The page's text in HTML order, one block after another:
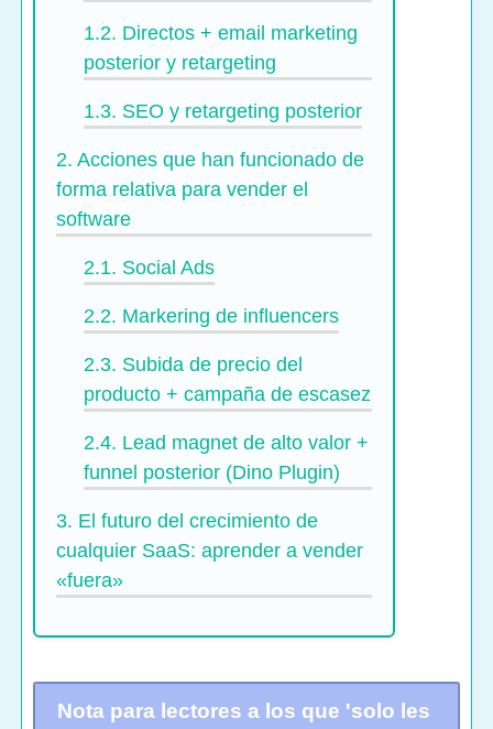
1.2. Directos + email marketing
posterior y retargeting
1.3. SEO y retargeting posterior
2. Acciones que han funcionado de
forma relativa para vender el
software
2.1. Social Ads
2.2. Markering de influencers
2.3. Subida de precio del
producto + campaña de escasez
2.4. Lead magnet de alto valor +
funnel posterior (Dino Plugin)
3. El futuro del crecimiento de
cualquier SaaS: aprender a vender
«fuera»
Nota para lectores a los que 'solo les